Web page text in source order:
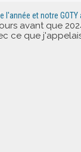
l'année et notre GOTY
avant que
ce que